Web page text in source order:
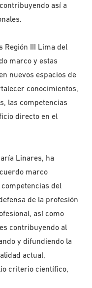
así a
Región III Lima del
marco y estas
nuevos espacios de
conocimientos,
las competencias
directo en el
Linares, ha
marco
del
de la profesión
así como
contribuyendo al
y difundiendo la
actual,
criterio científico,